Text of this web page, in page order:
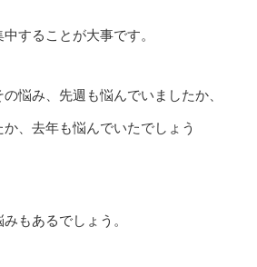
することが大事です。
悩み、先週も悩んでいましたか、
、去年も悩んでいたでしょう
もあるでしょう。